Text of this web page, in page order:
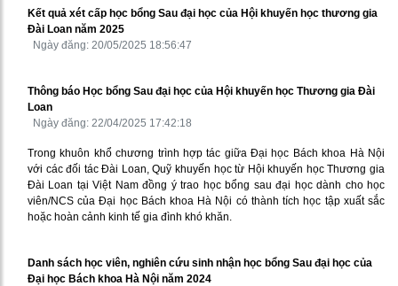
Kết quả xét cấp học bổng Sau đại học của Hội khuyến học thương gia
Đài Loan năm 2025
Ngày đăng: 20/05/2025 18:56:47
Thông báo Học bổng Sau đại học của Hội khuyến học Thương gia Đài
Loan
Ngày đăng: 22/04/2025 17:42:18
Trong khuôn khổ chương trình hợp tác giữa Đại học Bách khoa Hà Nội
với các đối tác Đài Loan, Quỹ khuyến học từ Hội khuyến học Thương gia
Đài Loan tại Việt Nam đồng ý trao học bổng sau đại học dành cho học
viên/NCS của Đại học Bách khoa Hà Nội có thành tích học tập xuất sắc
hoặc hoàn cảnh kinh tế gia đình khó khăn.
Danh sách học viên, nghiên cứu sinh nhận học bổng Sau đại học của
Đại học Bách khoa Hà Nội năm 2024